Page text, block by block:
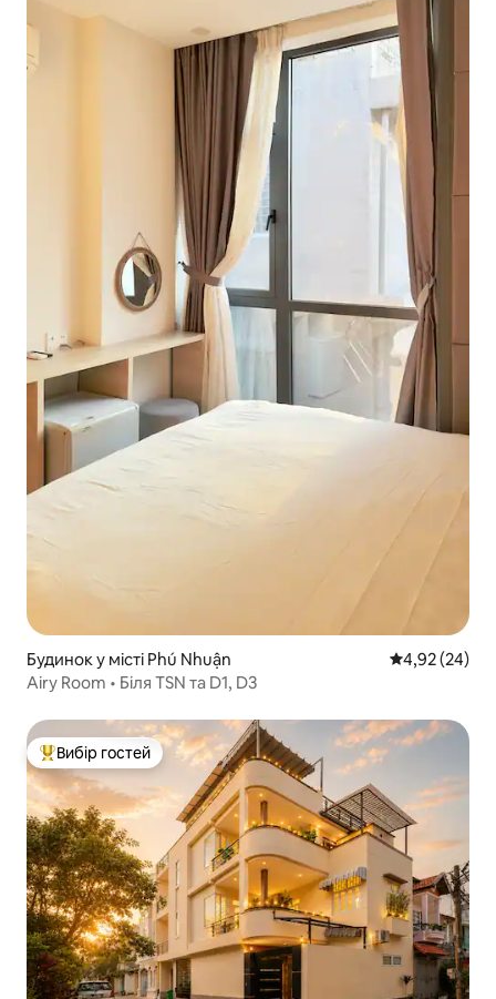
Будинок у місті Phú Nhuận Середня
4,92 (24)
Airy Room • Біля TSN та D1, D3
Топ вибір гостей
Вибір гостей